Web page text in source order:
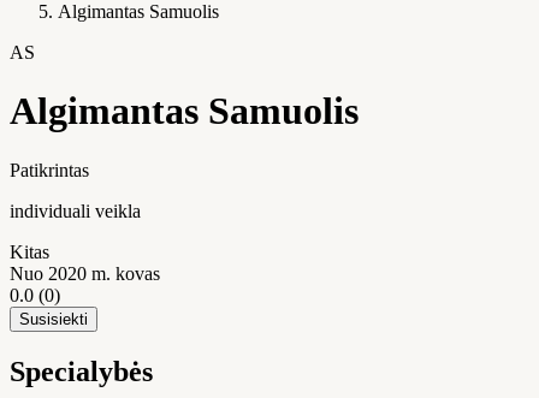
Algimantas Samuolis
AS
Algimantas Samuolis
Patikrintas
individuali veikla
Kitas
Nuo 2020 m. kovas
0.0 (0)
Susisiekti
Specialybės